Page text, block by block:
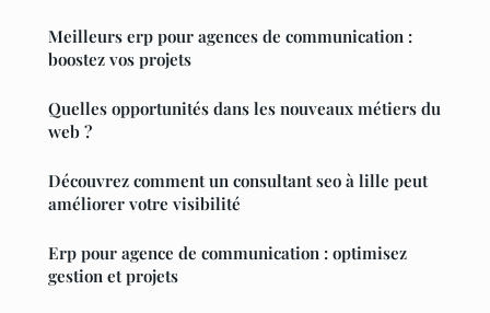
Meilleurs erp pour agences de communication :
boostez vos projets
Quelles opportunités dans les nouveaux métiers du
web ?
Découvrez comment un consultant seo à lille peut
améliorer votre visibilité
Erp pour agence de communication : optimisez
gestion et projets